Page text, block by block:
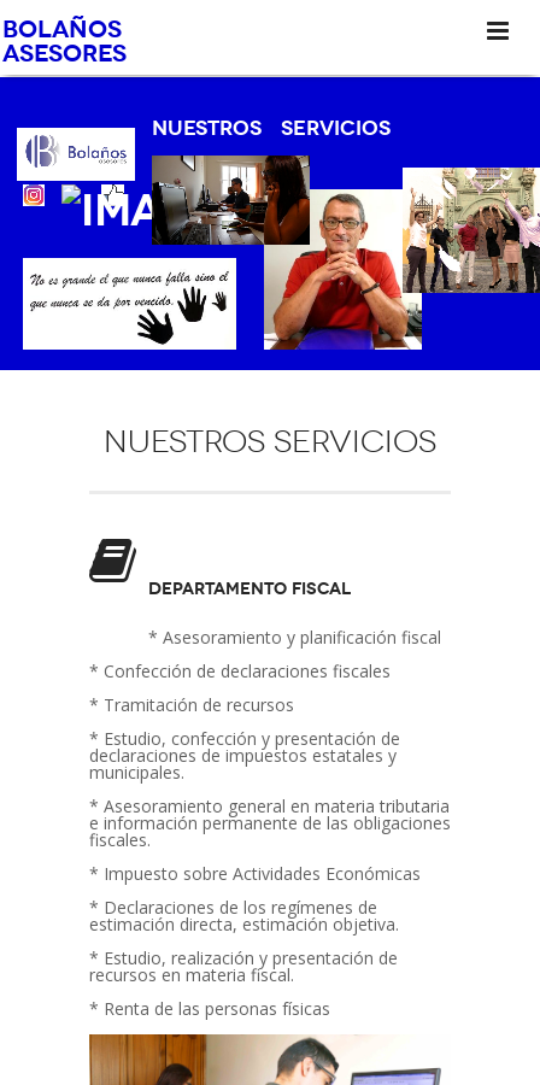
BOLAÑOS
ASESORES
Nuestros servicios
Nuestros Servicios
Departamento Fiscal
* Asesoramiento y planificación fiscal
* Confección de declaraciones fiscales
* Tramitación de recursos
* Estudio, confección y presentación de
declaraciones de impuestos estatales y
municipales.
* Asesoramiento general en materia tributaria
e información permanente de las obligaciones
fiscales.
* Impuesto sobre Actividades Económicas
* Declaraciones de los regímenes de
estimación directa, estimación objetiva.
* Estudio, realización y presentación de
recursos en materia fiscal.
* Renta de las personas físicas